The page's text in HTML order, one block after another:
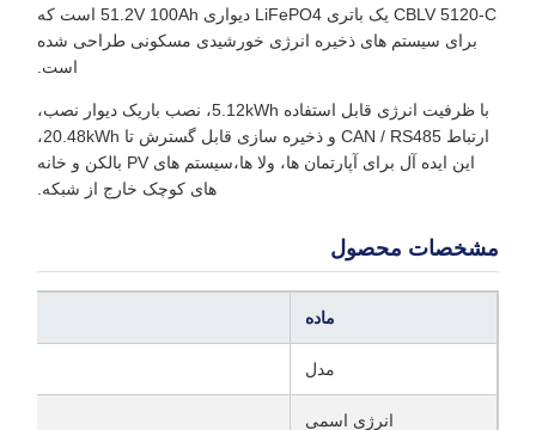
CBLV 5120-C یک باتری LiFePO4 دیواری 51.2V 100Ah است که
برای سیستم های ذخیره انرژی خورشیدی مسکونی طراحی شده
است.
با ظرفیت انرژی قابل استفاده 5.12kWh، نصب باریک دیوار نصب،
ارتباط CAN / RS485 و ذخیره سازی قابل گسترش تا 20.48kWh،
این ایده آل برای آپارتمان ها، ولا ها،سیستم های PV بالکن و خانه
های کوچک خارج از شبکه.
مشخصات محصول
ماده
مدل
انرژی اسمی